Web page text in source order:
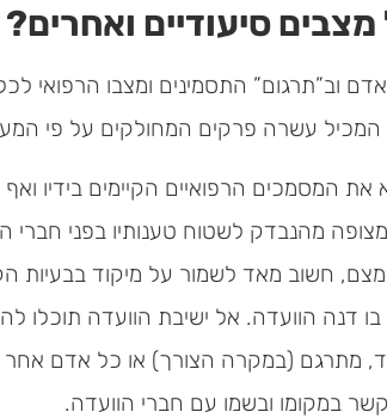
סיעודיים ואחרים?
וב”תרגום” התסמינים ומצבו הרפואי
עשרה פרקים המחולקים על פי
המסמכים הרפואיים הקיימים בידיו
מהנבדק לשטוח טענותיו בפני חברי
חשוב מאד לשמור על מיקוד בבעיות
דנה הוועדה. אל ישיבת הוועדה
מתרגם (במקרה הצורך) או כל אדם
במקומו ובשמו עם חברי הוועדה.